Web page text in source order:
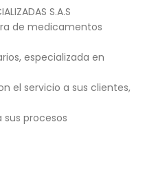
S.A.S
de medicamentos
especializada en
el servicio a sus clientes,
procesos